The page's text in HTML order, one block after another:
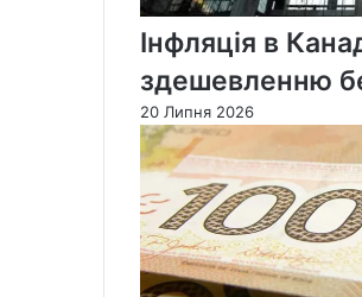
Інфляція в
здешевленню
20 Липня 2026